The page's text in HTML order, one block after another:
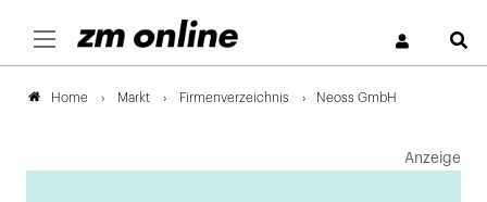
Home Markt Firmenverzeichnis Neoss GmbH
Anzeige